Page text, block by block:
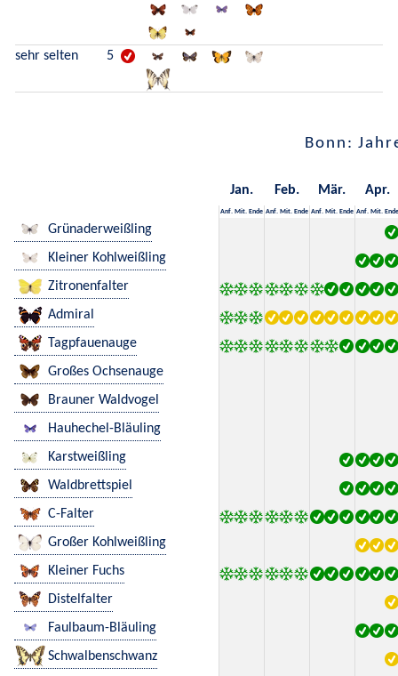
sehr selten 5
Bonn:
Jan. Feb. Mär. Apr.
Anf. Mit. Ende Anf. Mit. Ende Anf. Mit. Ende Anf. Mit. Ende
Grünaderweißling
Kleiner Kohlweißling
Zitronenfalter
Admiral
Tagpfauenauge
Großes Ochsenauge
Brauner Waldvogel
Hauhechel-Bläuling
Karstweißling
Waldbrettspiel
C-Falter
Großer Kohlweißling
Kleiner Fuchs
Distelfalter
Faulbaum-Bläuling
Schwalbenschwanz